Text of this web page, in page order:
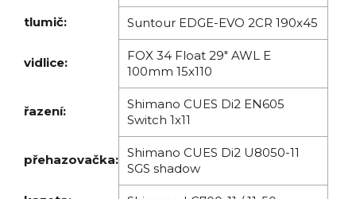
tlumič: Suntour EDGE-EVO 2CR 190x45
vidlice:
FOX 34 Float 29" AWL E
100mm 15x110
řazení:
Shimano CUES Di2 EN605
Switch 1x11
přehazovačka: Shimano CUES Di2 U8050-11
SGS shadow